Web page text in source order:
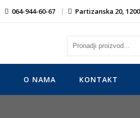
064-944-60-67 Partizanska 20,
O NAMA KONTAKT